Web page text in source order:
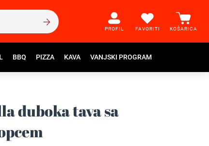
PROFIL FAVORITI KOŠARICA
BBQ PIZZA KAVA VANJSKI PROGRAM
duboka tava sa